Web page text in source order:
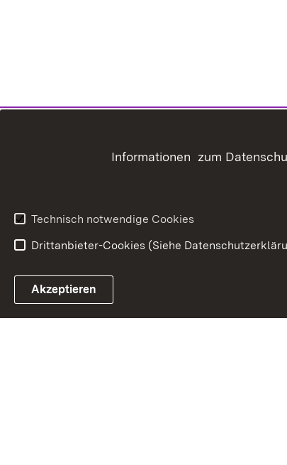
Informationen zum
Technisch notwendige Cookies
Drittanbieter-Cookies (Siehe
Akzeptieren